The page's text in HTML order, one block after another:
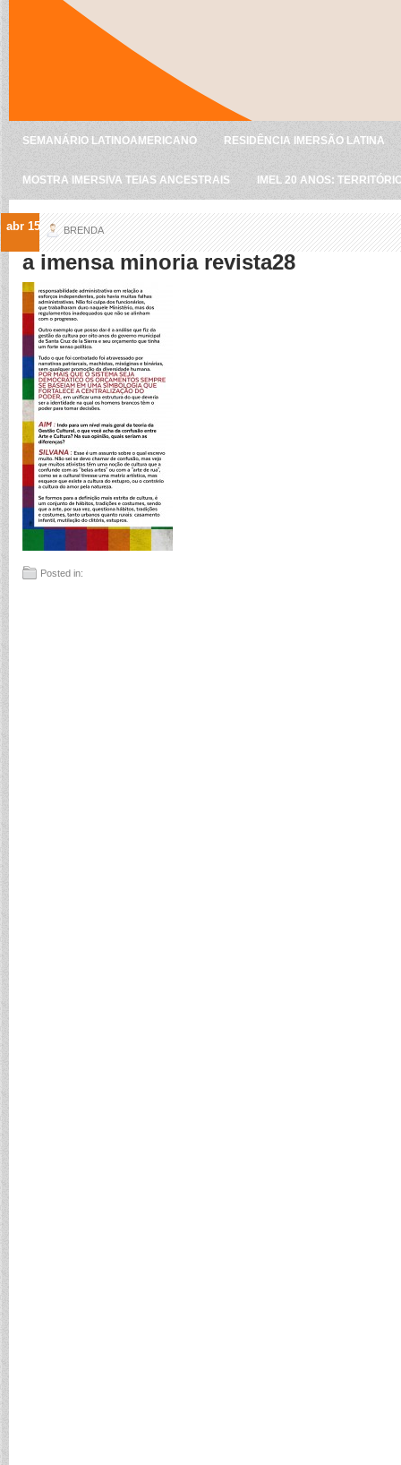
SEMANÁRIO LATINOAMERICANO RESIDÊNCIA IMERSÃO LATINA
MOSTRA IMERSIVA TEIAS ANCESTRAIS IMEL 20 ANOS:
abr 15 BRENDA
a imensa minoria revista28
Posted in: